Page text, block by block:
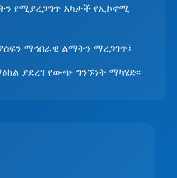
የሚያረጋግጥ አካታች የኢኮኖሚ
ማኅበራዊ ልማትን ማረጋገጥ፤
ያደረገ የውጭ ግንኙነት ማካሄድ፡፡